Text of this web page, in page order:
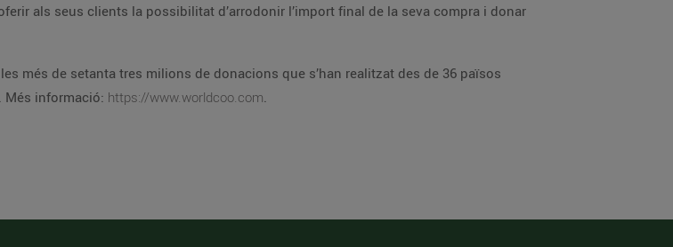
als seus clients la possibilitat d’arrodonir l’import final de la seva compra i donar
més de setanta tres milions de donacions que s’han realitzat des de 36 països
Més informació: https://www.worldcoo.com.